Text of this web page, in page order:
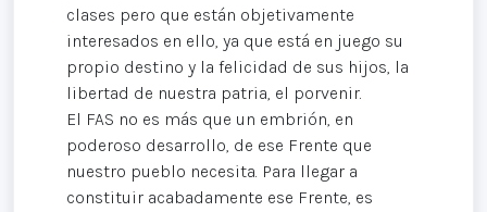
clases pero que están objetivamente
interesados en ello, ya que está en juego su
propio destino y la felicidad de sus hijos, la
libertad de nuestra patria, el porvenir.
El FAS no es más que un embrión, en
poderoso desarrollo, de ese Frente que
nuestro pueblo necesita. Para llegar a
constituir acabadamente ese Frente, es